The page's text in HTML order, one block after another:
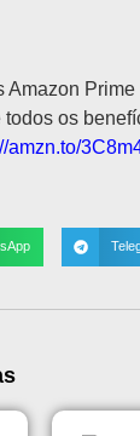
Amazon Prime
os
amzn.to/